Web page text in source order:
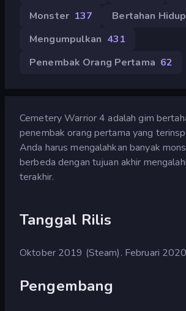
Monster 137 Bertahan Hidup
Mengumpulkan 431
Penembak Orang Pertama 62
Cemetery Warrior 4 adalah gim
penembak orang pertama yang
Anda harus mengalahkan banyak
berbeda dengan tujuan akhir
terakhir.
Tanggal Rilis
Oktober 2019 (Steam). Februari
Pengembang